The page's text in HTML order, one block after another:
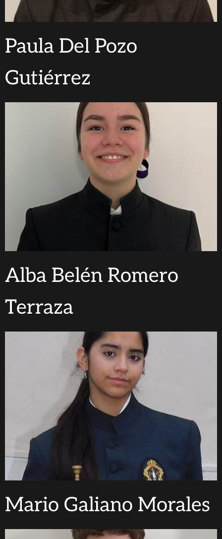
Paula Del Pozo
Gutiérrez
Alba Belén Romero
Terraza
Mario Galiano Morales